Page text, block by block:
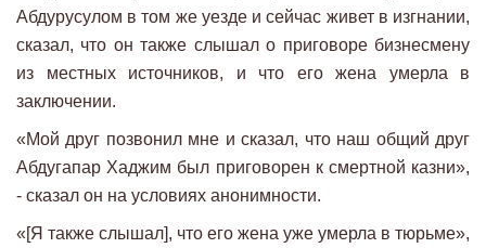
Абдурусулом в том же уезде и сейчас живет в изгнании,
сказал, что он также слышал о приговоре бизнесмену
из местных источников, и что его жена умерла в
заключении.
«Мой друг позвонил мне и сказал, что наш общий друг
Абдугапар Хаджим был приговорен к смертной казни»,
- сказал он на условиях анонимности.
«[Я также слышал], что его жена уже умерла в тюрьме»,